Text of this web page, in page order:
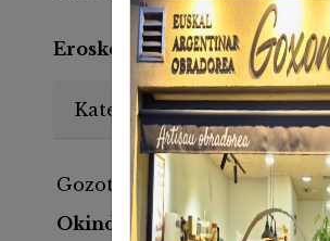
Erosketa mota:Sin indicar
Kategoriak
Gozotegia
Okindegia